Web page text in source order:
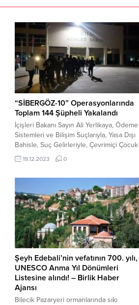
“SİBERGÖZ-10” Operasyonlarında
Toplam 144 Şüpheli Yakalandı
İçişleri Bakanı Sayın Ali Yerlikaya, Ödeme
Sistemleri ve Bilişim Suçlarıyla, Yasa Dışı
Bahisle, Suç Gelirleriyle, Çevrimiçi Çocuk
Müstehcenliği ve Tacizi Suçlarıyla
mücadele kapsamında 36 ilde eş zamanlı
10” Operasyonlarında toplam 144 şüpheli
yakalandığını açıkladı. Yerlikaya, sosyal
medya hesabından yaptığı açıklamada,
Siber Suçlarla Mücadele Daire
Başkanlığımız koordinesinde, İl Emniyet
Müdürlükleri Siber Suçlarla...
19.12.2023 0
Şeyh Edebali’nin vefatının 700. yılı,
UNESCO Anma Yıl Dönümleri
Listesine alındı! – Birlik Haber
Ajansı
Bilecik Pazaryeri ormanlarında sıkı